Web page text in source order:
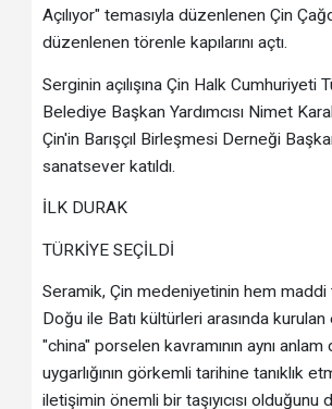
Açılıyor" temasıyla düzenlenen Çin
düzenlenen törenle kapılarını açtı.
Serginin açılışına Çin Halk
Belediye Başkan Yardımcısı Nimet
Çin'in Barışçıl Birleşmesi Derneği
sanatsever katıldı.
İLK DURAK
TÜRKİYE SEÇİLDİ
Seramik, Çin medeniyetinin hem maddi
Doğu ile Batı kültürleri arasında
"china" porselen kavramının aynı
uygarlığının görkemli tarihine tanıklık
iletişimin önemli bir taşıyıcısı